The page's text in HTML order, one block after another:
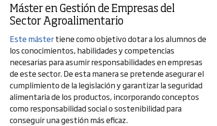
Máster en Gestión de Empresas del
Sector Agroalimentario
Este mástertiene como objetivo dotar a los alumnos de
los conocimientos, habilidades y competencias
necesarias para asumir responsabilidades en empresas
de este sector. De esta manera se pretende asegurar el
cumplimiento de la legislación y garantizar la seguridad
alimentaria de los productos, incorporando conceptos
como responsabilidad social o sostenibilidad para
conseguir una gestión más eficaz.